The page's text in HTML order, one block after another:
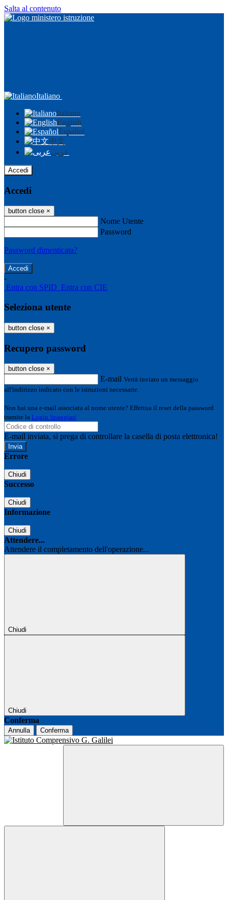
Salta al contenuto
Italiano
Italiano
English
Español
中文
عربى
Accedi
Accedi
button close ×
Nome Utente
Password
Password dimenticata?
-
Entra con SPID Entra con CIE
Seleziona utente
button close ×
Recupero password
button close ×
E-mail Verrà inviato un messaggio
all'indirizzo indicato con le istruzioni necessarie.
Non hai una e-mail associata al nome utente? Effettua il reset della password
tramite la Login Spaggiari
E-mail inviata, si prega di controllare la casella di posta elettronica!
Errore
Chiudi
Successo
Chiudi
Informazione
Chiudi
Attendere...
Attendere il completamento dell'operazione...
Chiudi
Chiudi
Conferma
Annulla Conferma